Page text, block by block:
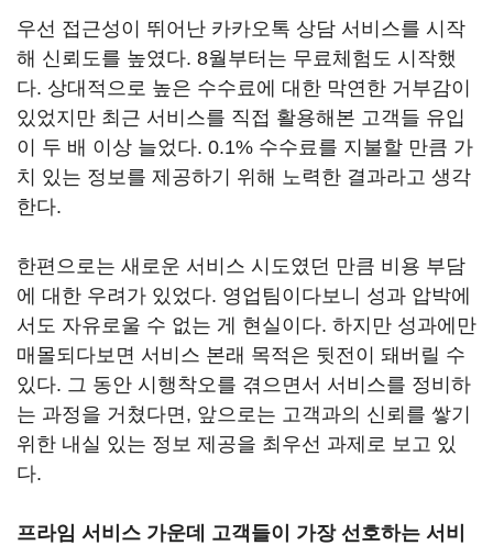
우선 접근성이 뛰어난 카카오톡 상담 서비스를 시작
해 신뢰도를 높였다. 8월부터는 무료체험도 시작했
다. 상대적으로 높은 수수료에 대한 막연한 거부감이
있었지만 최근 서비스를 직접 활용해본 고객들 유입
이 두 배 이상 늘었다. 0.1% 수수료를 지불할 만큼 가
치 있는 정보를 제공하기 위해 노력한 결과라고 생각
한다.
한편으로는 새로운 서비스 시도였던 만큼 비용 부담
에 대한 우려가 있었다. 영업팀이다보니 성과 압박에
서도 자유로울 수 없는 게 현실이다. 하지만 성과에만
매몰되다보면 서비스 본래 목적은 뒷전이 돼버릴 수
있다. 그 동안 시행착오를 겪으면서 서비스를 정비하
는 과정을 거쳤다면, 앞으로는 고객과의 신뢰를 쌓기
위한 내실 있는 정보 제공을 최우선 과제로 보고 있
다.
프라임 서비스 가운데 고객들이 가장 선호하는 서비